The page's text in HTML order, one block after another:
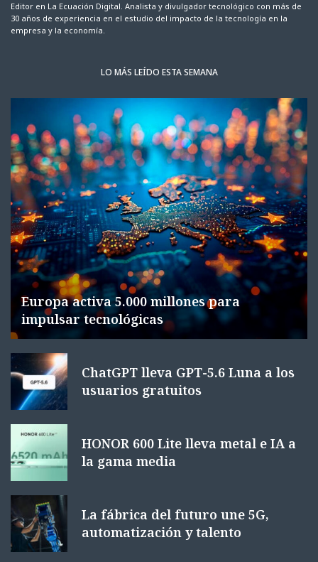
Editor en La Ecuación Digital. Analista y divulgador tecnológico con más de
30 años de experiencia en el estudio del impacto de la tecnología en la
empresa y la economía.
LO MÁS LEÍDO ESTA SEMANA
Europa activa 5.000 millones para
impulsar tecnológicas
ChatGPT lleva GPT-5.6 Luna a los
usuarios gratuitos
HONOR 600 Lite lleva metal e IA a
la gama media
La fábrica del futuro une 5G,
automatización y talento